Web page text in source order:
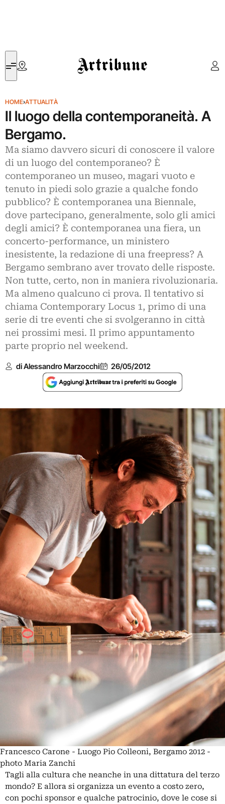
Artribune
HOME›ATTUALITÀ
Il luogo della contemporaneità. A
Bergamo.
Ma siamo davvero sicuri di conoscere il valore
di un luogo del contemporaneo? È
contemporaneo un museo, magari vuoto e
tenuto in piedi solo grazie a qualche fondo
pubblico? È contemporanea una Biennale,
dove partecipano, generalmente, solo gli amici
degli amici? È contemporanea una fiera, un
concerto-performance, un ministero
inesistente, la redazione di una freepress? A
Bergamo sembrano aver trovato delle risposte.
Non tutte, certo, non in maniera rivoluzionaria.
Ma almeno qualcuno ci prova. Il tentativo si
chiama Contemporary Locus 1, primo di una
serie di tre eventi che si svolgeranno in città
nei prossimi mesi. Il primo appuntamento
parte proprio nel weekend.
di Alessandro Marzocchi 26/05/2012
Francesco Carone - Luogo Pio Colleoni, Bergamo 2012 -
photo Maria Zanchi
Tagli alla cultura che neanche in una dittatura del terzo
mondo? E allora si organizza un evento a costo zero,
con pochi sponsor e qualche patrocinio, dove le cose si